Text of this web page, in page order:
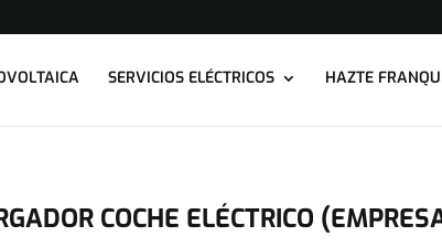
SERVICIOS ELÉCTRICOS HAZTE
COCHE ELÉCTRICO